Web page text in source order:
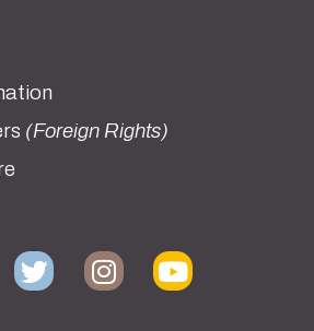
(Foreign Rights)